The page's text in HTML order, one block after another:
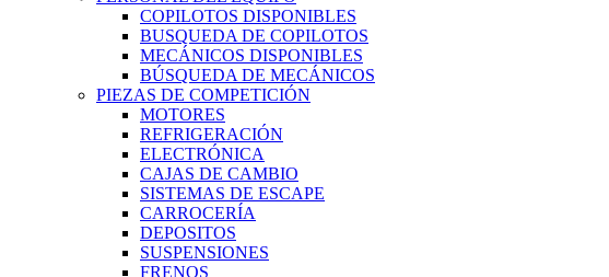
COPILOTOS DISPONIBLES
BUSQUEDA DE COPILOTOS
MECÁNICOS DISPONIBLES
BÚSQUEDA DE MECÁNICOS
PIEZAS DE COMPETICIÓN
MOTORES
REFRIGERACIÓN
ELECTRÓNICA
CAJAS DE CAMBIO
SISTEMAS DE ESCAPE
CARROCERÍA
DEPOSITOS
SUSPENSIONES
FRENOS